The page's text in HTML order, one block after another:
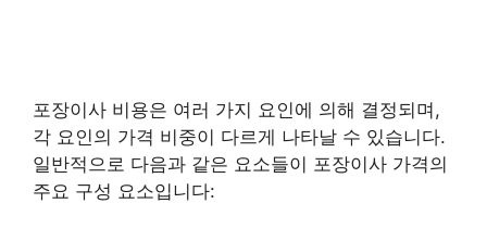
포장이사 비용은 여러 가지 요인에 의해 결정되며,
각 요인의 가격 비중이 다르게 나타날 수 있습니다.
일반적으로 다음과 같은 요소들이 포장이사 가격의
주요 구성 요소입니다: